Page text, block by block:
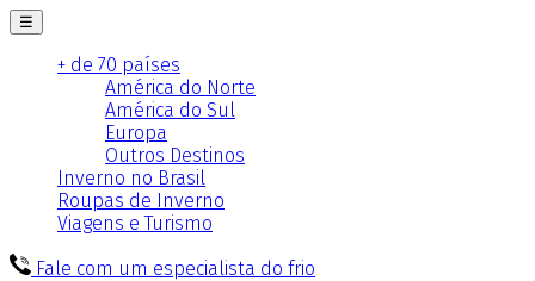
☰
+ de 70 países
América do Norte
América do Sul
Europa
Outros Destinos
Inverno no Brasil
Roupas de Inverno
Viagens e Turismo
Fale com um especialista do frio